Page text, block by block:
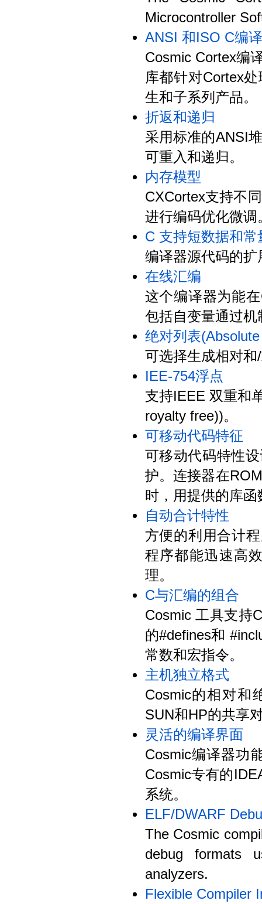
Microcontroller
ANSI 和ISO C编
Cosmic Cortex编
库都针对Cortex
生和子系列产品。
折返和递归
采用标准的ANSI
可重入和递归。
内存模型
CXCortex支持不
进行编码优化微调
C 支持短数据和常
编译器源代码的
在线汇编
这个编译器为能
包括自变量通过机
绝对列表
可选择生成相对
IEE-754浮点
支持IEEE 双重和
royalty free))。
可移动代码特征
可移动代码特性
护。连接器在
时，用提供的库
自动合计特性
方便的利用合计
程序都能迅速高
理。
C与汇编的组合
Cosmic 工具支持
的#defines和
常数和宏指令。
主机独立格式
Cosmic的相对和
SUN和HP的共享
灵活的编译界面
Cosmic编译器功
Cosmic专有的
系统。
ELF/DWARF
The Cosmic
debug formats
analyzers.
Flexible Compiler